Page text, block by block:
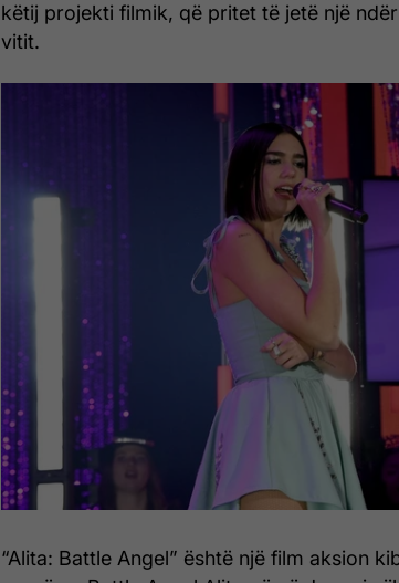
këtij projekti filmik, që pritet të jetë një
vitit.
“Alita: Battle Angel” është një film aksion